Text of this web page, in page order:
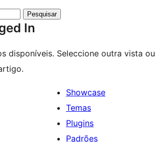
In
disponíveis. Seleccione outra vista ou
Showcase
Temas
Plugins
Padrões